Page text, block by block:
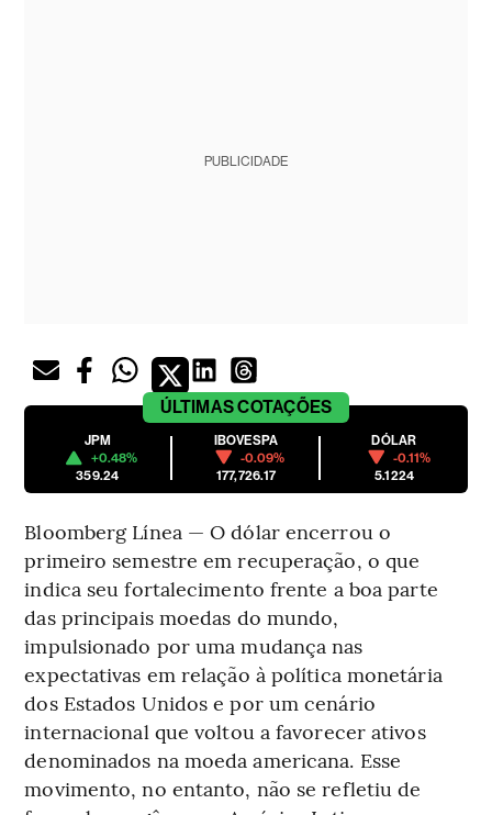
PUBLICIDADE
ÚLTIMASCOTAÇÕES
JPM
+0.48%
359.24
IBOVESPA
-0.09%
177,726.17
DÓLAR
-0.11%
5.1224
Bloomberg Línea — O dólar encerrou o
primeiro semestre em recuperação, o que
indica seu fortalecimento frente a boa parte
das principais moedas do mundo,
impulsionado por uma mudança nas
expectativas em relação à política monetária
dos Estados Unidos e por um cenário
internacional que voltou a favorecer ativos
denominados na moeda americana. Esse
movimento, no entanto, não se refletiu de